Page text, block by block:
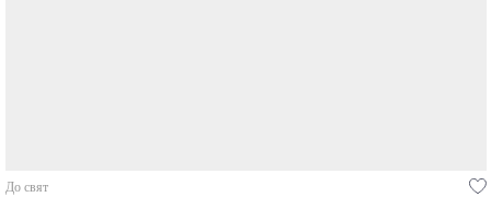
До свят